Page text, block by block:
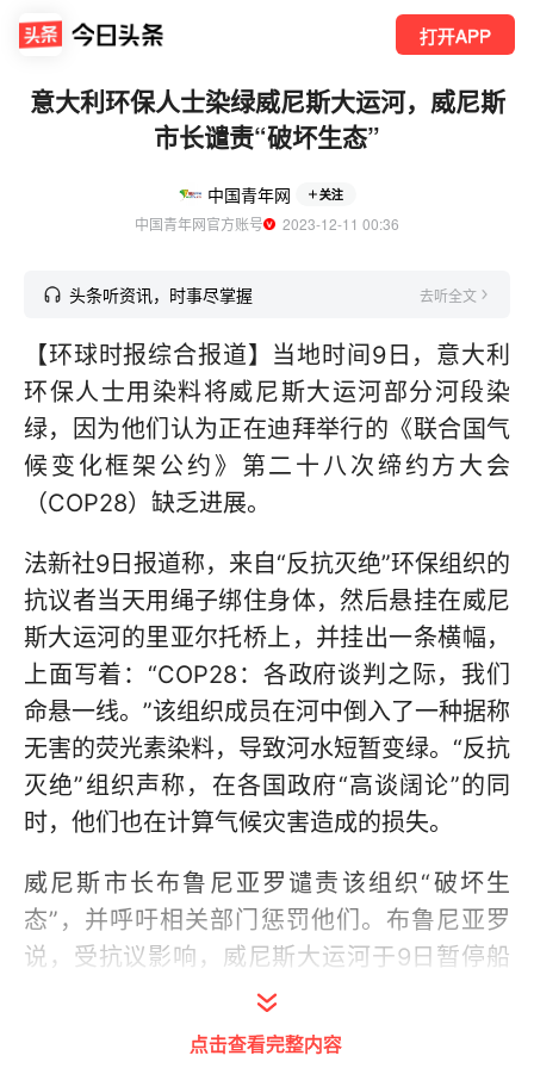
打开APP
意大利环保人士染绿威尼斯大运河，威尼斯
市长谴责“破坏生态”
中国青年网 关注
中国青年网官方账号
  2023-12-11 00:36
头条听资讯，时事尽掌握 去听全文
【环球时报综合报道】当地时间9日，意大利
环保人士用染料将威尼斯大运河部分河段染
绿，因为他们认为正在迪拜举行的《联合国气
候变化框架公约》第二十八次缔约方大会
（COP28）缺乏进展。
法新社9日报道称，来自“反抗灭绝”环保组织的
抗议者当天用绳子绑住身体，然后悬挂在威尼
斯大运河的里亚尔托桥上，并挂出一条横幅，
上面写着：“COP28：各政府谈判之际，我们
命悬一线。”该组织成员在河中倒入了一种据称
无害的荧光素染料，导致河水短暂变绿。“反抗
灭绝”组织声称，在各国政府“高谈阔论”的同
时，他们也在计算气候灾害造成的损失。
威尼斯市长布鲁尼亚罗谴责该组织“破坏生
态”，并呼吁相关部门惩罚他们。布鲁尼亚罗
说，受抗议影响，威尼斯大运河于9日暂停船
运，出于安全考虑，必须对水质和新近修复的
桥柱进行检查。（刘明）
点击查看完整内容